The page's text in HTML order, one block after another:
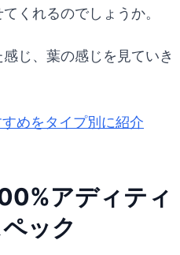
くれるのでしょうか。
じ、葉の感じを見ていき
めをタイプ別に紹介
アディティ
ック